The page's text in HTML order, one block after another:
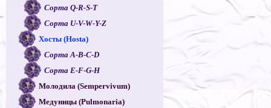
Сорта Q-R-S-T
Сорта U-V-W-Y-Z
Хосты (Hosta)
Сорта A-B-C-D
Сорта E-F-G-H
Молодила (Sempervivum)
Медуницы (Pulmonaria)